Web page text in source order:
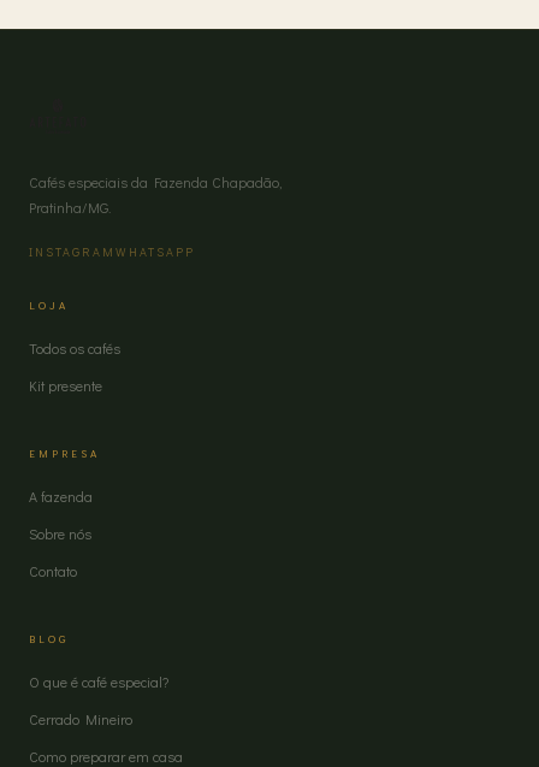
Cafés especiais da Fazenda Chapadão,
Pratinha/MG.
INSTAGRAM WHATSAPP
LOJA
Todos os cafés
Kit presente
EMPRESA
A fazenda
Sobre nós
Contato
BLOG
O que é café especial?
Cerrado Mineiro
Como preparar em casa